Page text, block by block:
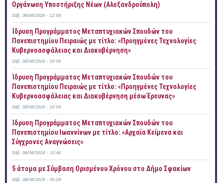
Οργάνωση Υποστήριξης Νέων (Αλεξανδρούπολη)
Σάβ, 08/08/2026 - 12:59
Ίδρυση Προγράμματος Μεταπτυχιακών Σπουδών του
Πανεπιστημίου Πειραιώς με τίτλο: «Προηγμένες Τεχνολογίες
Κυβερνοασφάλειας και Διακυβέρνηση»
Σάβ, 08/08/2026 - 10:56
Ίδρυση Προγράμματος Μεταπτυχιακών Σπουδών του
Πανεπιστημίου Πειραιώς με τίτλο: «Προηγμένες Τεχνολογίες
Κυβερνοασφάλειας και Διακυβέρνηση μέσω Έρευνας»
Σάβ, 08/08/2026 - 10:54
Ίδρυση Προγράμματος Μεταπτυχιακών Σπουδών του
Πανεπιστημίου Ιωαννίνων με τίτλο: «Αρχαία Κείμενα και
Σύγχρονες Αναγνώσεις»
Σάβ, 08/08/2026 - 10:46
5 άτομα με Σύμβαση Ορισμένου Χρόνου στο Δήμο Σφακίων
Σάβ, 08/08/2026 - 00:29